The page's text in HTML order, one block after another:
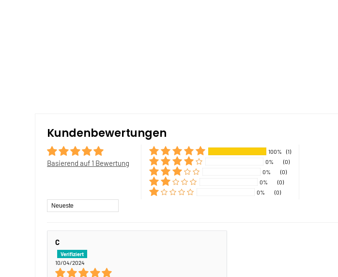
Kundenbewertungen
Basierend auf 1 Bewertung
100%
(1)
0%
(0)
0%
(0)
0%
(0)
0%
(0)
Sort by
C
10/04/2024